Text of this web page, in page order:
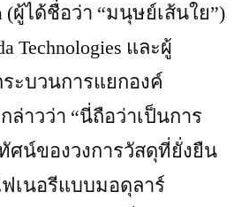
(ผู้ได้ชื่อว่า “มนุษย์เส้นใย”)
Technologies และผู้
ะบวนการแยกองค์
าวว่า “นี่ถือว่าเป็นการ
ศน์ของวงการวัสดุที่ยั่งยืน
เนอรีแบบมอดุลาร์